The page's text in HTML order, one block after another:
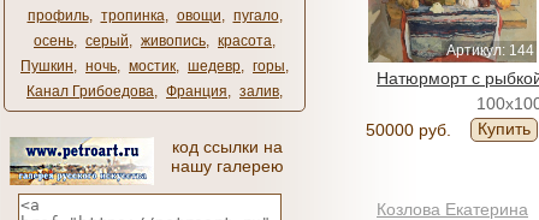
профиль, тропинка, овощи, пугало,
осень, серый, живопись, красота,
Пушкин, ночь, мостик, шедевр, горы,
Канал Грибоедова, Франция, залив,
код ссылки на
нашу галерею
Артикул: 144
Натюрморт с
50000 руб.
Купить
Козлова Екатерина